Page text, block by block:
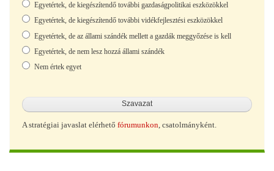
Egyetértek, de kiegészítendő további gazdaságpolitikai eszközökkel
Egyetértek, de kiegészítendő további vidékfejlesztési eszközökkel
Egyetértek, de az állami szándék mellett a gazdák meggyőzése is kell
Egyetértek, de nem lesz hozzá állami szándék
Nem értek egyet
A stratégiai javaslat elérhető fórumunkon, csatolmányként.